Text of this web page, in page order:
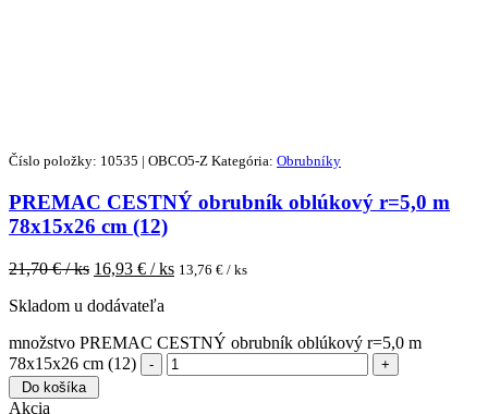
Číslo položky: 10535 | OBCO5-Z Kategória: Obrubníky
PREMAC CESTNÝ obrubník oblúkový r=5,0 m
78x15x26 cm (12)
21,70€ / ks 16,93 € / ks 13,76 € / ks
Skladom u dodávateľa
množstvo PREMAC CESTNÝ obrubník oblúkový r=5,0 m
78x15x26 cm (12)
Do košíka
Akcia